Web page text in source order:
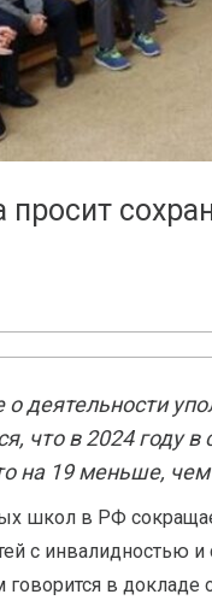
просит
о деятельности
что в 2024 году
на 19 меньше, чем
школ в РФ
с инвалидностью
говорится в